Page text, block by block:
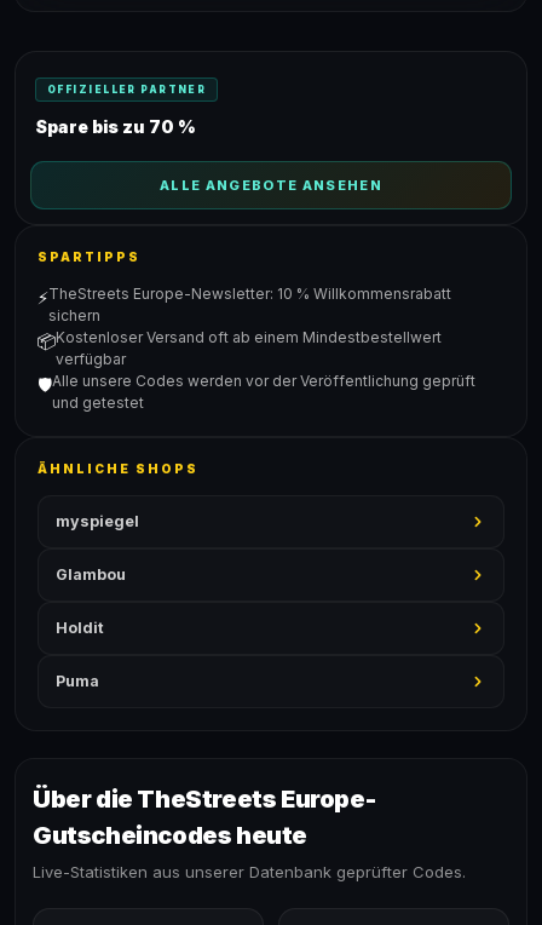
OFFIZIELLER PARTNER
Spare bis zu 70 %
ALLE ANGEBOTE ANSEHEN
SPARTIPPS
⚡TheStreets Europe-Newsletter: 10 % Willkommensrabatt
sichern
📦Kostenloser Versand oft ab einem Mindestbestellwert
verfügbar
🛡️Alle unsere Codes werden vor der Veröffentlichung geprüft
und getestet
ÄHNLICHE SHOPS
myspiegel
Glambou
Holdit
Puma
Über die TheStreets Europe-
Gutscheincodes heute
Live-Statistiken aus unserer Datenbank geprüfter Codes.